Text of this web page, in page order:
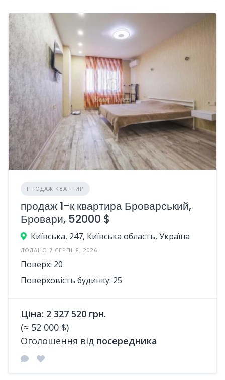
ПРОДАЖ КВАРТИР
продаж 1-к квартира Броварський,
Бровари, 52000 $
Київська, 247, Київська область, Україна
ДОДАНО 7 СЕРПНЯ, 2026
Поверх: 20
Поверховість будинку: 25
Ціна: 2 327 520 грн.
(≈ 52 000 $)
Оголошення від посередника